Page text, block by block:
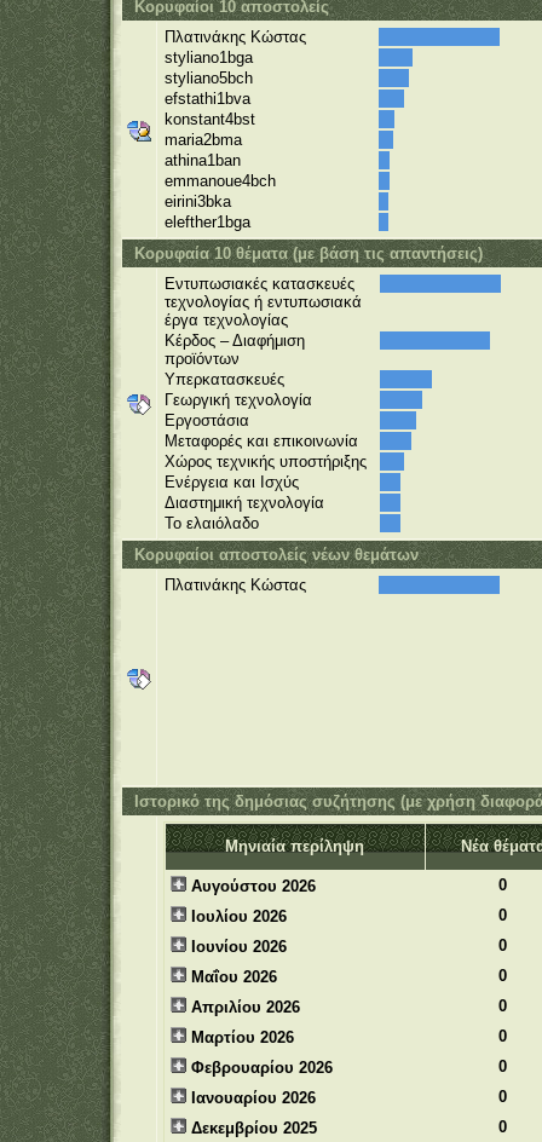
Κορυφαίοι 10 αποστολείς
Πλατινάκης Κώστας
styliano1bga
styliano5bch
efstathi1bva
konstant4bst
maria2bma
athina1ban
emmanoue4bch
eirini3bka
elefther1bga
Κορυφαία 10 θέματα (με βάση τις απαντήσεις)
Εντυπωσιακές κατασκευές
τεχνολογίας ή εντυπωσιακά
έργα τεχνολογίας
Κέρδος – Διαφήμιση
προϊόντων
Υπερκατασκευές
Γεωργική τεχνολογία
Εργοστάσια
Μεταφορές και επικοινωνία
Χώρος τεχνικής υποστήριξης
Ενέργεια και Ισχύς
Διαστημική τεχνολογία
Το ελαιόλαδο
Κορυφαίοι αποστολείς νέων θεμάτων
Πλατινάκης Κώστας
Ιστορικό της δημόσιας συζήτησης (με χρήση
Μηνιαία περίληψη Νέα
Αυγούστου 2026
0
Ιουλίου 2026
0
Ιουνίου 2026
0
Μαΐου 2026
0
Απριλίου 2026
0
Μαρτίου 2026
0
Φεβρουαρίου 2026
0
Ιανουαρίου 2026
0
Δεκεμβρίου 2025
0